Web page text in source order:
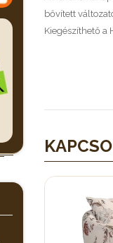
bővített
Kiegészíthető a